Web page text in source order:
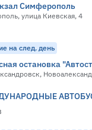
Симферополь
улица Киевская, 4
на след. день
остановка